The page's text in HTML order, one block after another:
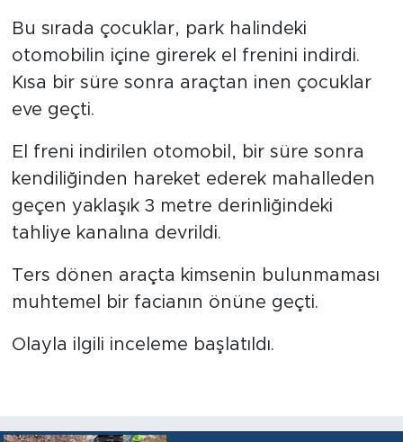
Bu sırada çocuklar, park halindeki
otomobilin içine girerek el frenini indirdi.
Kısa bir süre sonra araçtan inen çocuklar
eve geçti.
El freni indirilen otomobil, bir süre sonra
kendiliğinden hareket ederek mahalleden
geçen yaklaşık 3 metre derinliğindeki
tahliye kanalına devrildi.
Ters dönen araçta kimsenin bulunmaması
muhtemel bir facianın önüne geçti.
Olayla ilgili inceleme başlatıldı.